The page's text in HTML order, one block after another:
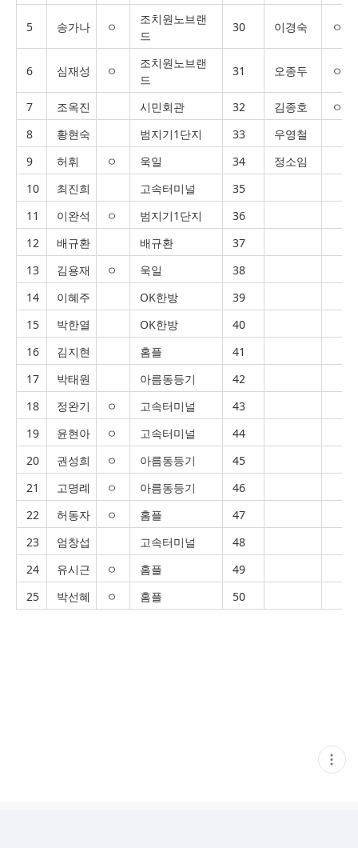
5 송가나 ㅇ
조치원노브랜
드
30 이경숙 ㅇ
6 심재성 ㅇ
조치원노브랜
드
31 오종두 ㅇ
7 조옥진 시민회관 32 김종호
ㅇ
8
황현숙 범지기1단지 33
우영철
9
허휘 ㅇ 욱일 34
정소임
10
최진희 고속터미널
35
11
이완석 ㅇ 범지기1단지
36
12
배규환 배규환
37
13
김용재 ㅇ 욱일
38
14
이혜주 OK한방
39
15
박한열 OK한방
40
16
김지현 홈플
41
17
박태원 아름동등기
42
18
정완기 ㅇ 고속터미널
43
19
윤현아 ㅇ 고속터미널
44
20
권성희 ㅇ 아름동등기
45
21
고명례 ㅇ 아름동등기
46
22
허동자 ㅇ 홈플
47
23
엄창섭 고속터미널
48
24
유시근 ㅇ 홈플
49
25
박선혜 ㅇ 홈플 50
현
재